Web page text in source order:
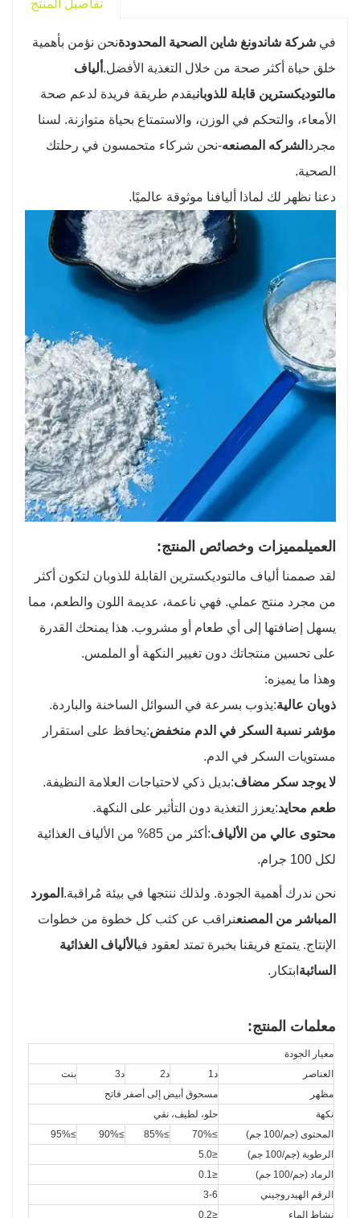
تفاصيل المنتج
في شركة شاندونغ شاين الصحية المحدودةنحن نؤمن بأهمية
خلق حياة أكثر صحة من خلال التغذية الأفضل. ألياف
مالتوديكسترين قابلة للذوبانيقدم طريقة فريدة لدعم صحة
الأمعاء، والتحكم في الوزن، والاستمتاع بحياة متوازنة. لسنا
مجرد الشركه المصنعه-نحن شركاء متحمسون في رحلتك
الصحية.
دعنا نظهر لك لماذا أليافنا موثوقة عالميًا.
العميلمميزات وخصائص المنتج:
لقد صممنا ألياف مالتوديكسترين القابلة للذوبان لتكون أكثر
من مجرد منتج عملي. فهي ناعمة، عديمة اللون والطعم، مما
يسهل إضافتها إلى أي طعام أو مشروب. هذا يمنحك القدرة
على تحسين منتجاتك دون تغيير النكهة أو الملمس.
وهذا ما يميزه:
ذوبان عالية:يذوب بسرعة في السوائل الساخنة والباردة.
مؤشر نسبة السكر في الدم منخفض:يحافظ على استقرار
مستويات السكر في الدم.
لا يوجد سكر مضاف:بديل ذكي لاحتياجات العلامة النظيفة.
طعم محايد:يعزز التغذية دون التأثير على النكهة.
محتوى عالي من الألياف
:أكثر من 85% من الألياف الغذائية
لكل 100 جرام.
نحن ندرك أهمية الجودة. ولذلك ننتجها في بيئة مُراقبة. المورد
المباشر من المصنعنراقب عن كثب كل خطوة من خطوات
الإنتاج. يتمتع فريقنا بخبرة تمتد لعقود فيالألياف الغذائية
السائبة ابتكار .
معلمات المنتج:
معيار الجودة
العناصر
د1 د2 د3
بنت
مظهر
مسحوق أبيض إلى أصفر فاتح
نكهة
حلو، لطيف، نقي
المحتوى (جم/100 جم)
≥70%
≥85%
≥90%
≥95%
الرطوبة (جم/100 جم)
≤5.0
الرماد (جم/100 جم)
≤0.1
الرقم الهيدروجيني
3-6
نشاط الماء
≤0.2